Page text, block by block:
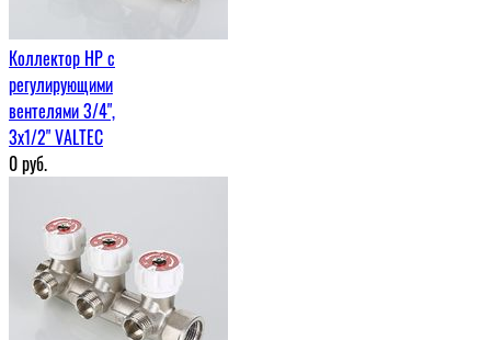
Коллектор НР с
регулирующими
вентелями 3/4",
3x1/2" VALTEC
0руб.